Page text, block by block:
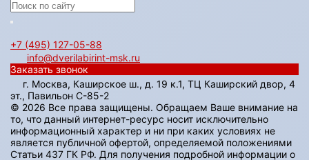
+7 (495) 127-05-88‬
info@dverilabirint-msk.ru
Заказать звонок
г. Москва, Каширское ш., д. 19 к.1, ТЦ Каширский двор, 4
эт., Павильон C-85-2
© 2026 Все права защищены. Обращаем Ваше внимание на
то, что данный интернет-ресурс носит исключительно
информационный характер и ни при каких условиях не
является публичной офертой, определяемой положениями
Статьи 437 ГК РФ. Для получения подробной информации о